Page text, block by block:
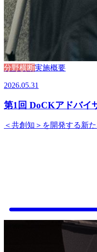
分野横断実施概要
2026.05.31
第1回 DoCKアドバイ
＜共創知＞を開発する新